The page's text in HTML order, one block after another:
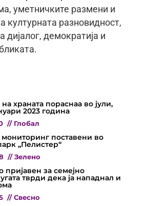
уметничките размени и
културната разновидност,
дијалог, демократија и
храната пораснаа во јули,
2023 година
// Глобал
поставени во
„Пелистер“
// Зелено
пријавен за семејно
тврди дека ја нападнал и
// Свесно